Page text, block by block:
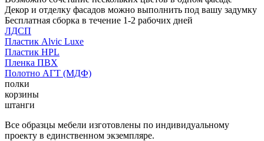
Декор и отделку фасадов можно выполнить под вашу задумку
Бесплатная сборка в течение 1-2 рабочих дней
ЛДСП
Пластик Alvic Luxe
Пластик HPL
Пленка ПВХ
Полотно АГТ (МДФ)
полки
корзины
штанги
Все образцы мебели изготовлены по индивидуальному
проекту в единственном экземпляре.